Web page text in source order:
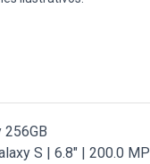
256GB
S | 6.8" | 200.0 MP